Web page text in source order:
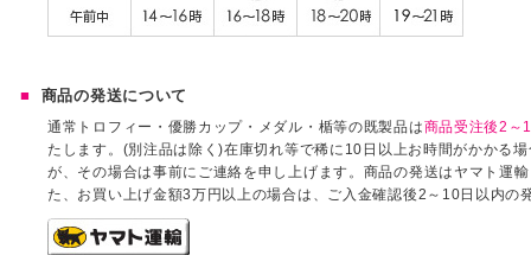
商品の発送について
通常トロフィー・優勝カップ・メダル・楯等の既製品は商品受注後2～
たします。(別注品は除く)在庫切れ等で稀に10日以上お時間がかかる
が、その場合は事前にご連絡を申し上げます。商品の発送はヤマト運
た、お買い上げ金額3万円以上の場合は、ご入金確認後2～10日以内の